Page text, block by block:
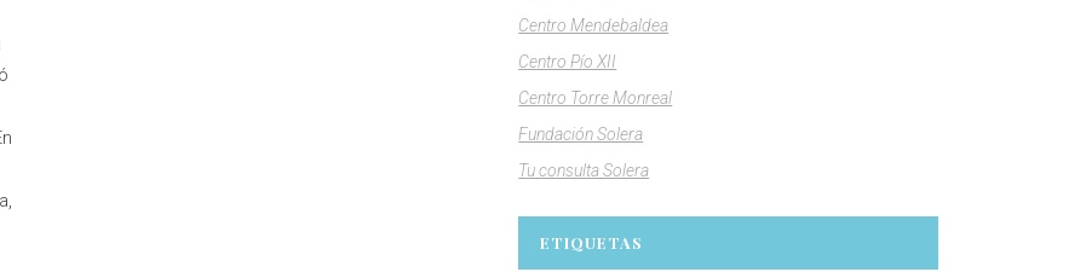
Centro Mendebaldea
Centro Pío XII
Centro Torre Monreal
Fundación Solera
Tu consulta Solera
ETIQUETAS